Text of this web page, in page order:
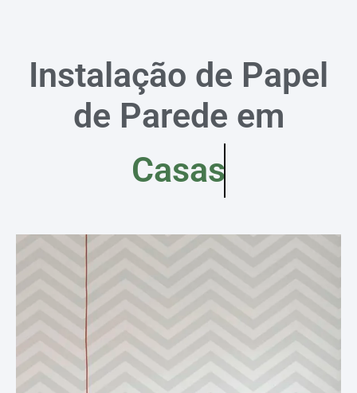
Instalação de Papel
de Parede em
Casas